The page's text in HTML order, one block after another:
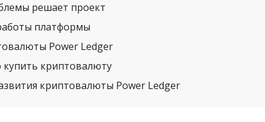
решает проект
платформы
Power Ledger
криптовалюту
криптовалюты Power Ledger